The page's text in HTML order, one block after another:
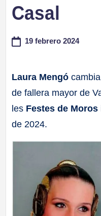
Casal
19 febrero 2024
Laura Mengó
de fallera mayor de
les Festes de
de 2024.